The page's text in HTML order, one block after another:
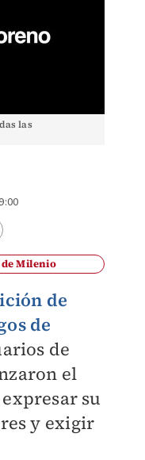
las
Milenio
de
de
de
el
su
y exigir